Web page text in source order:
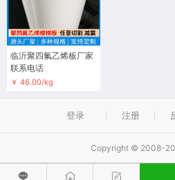
临沂聚四氟乙烯板厂家
联系电话
￥ 46.00/kg
登录 注册
Copyright © 2008-